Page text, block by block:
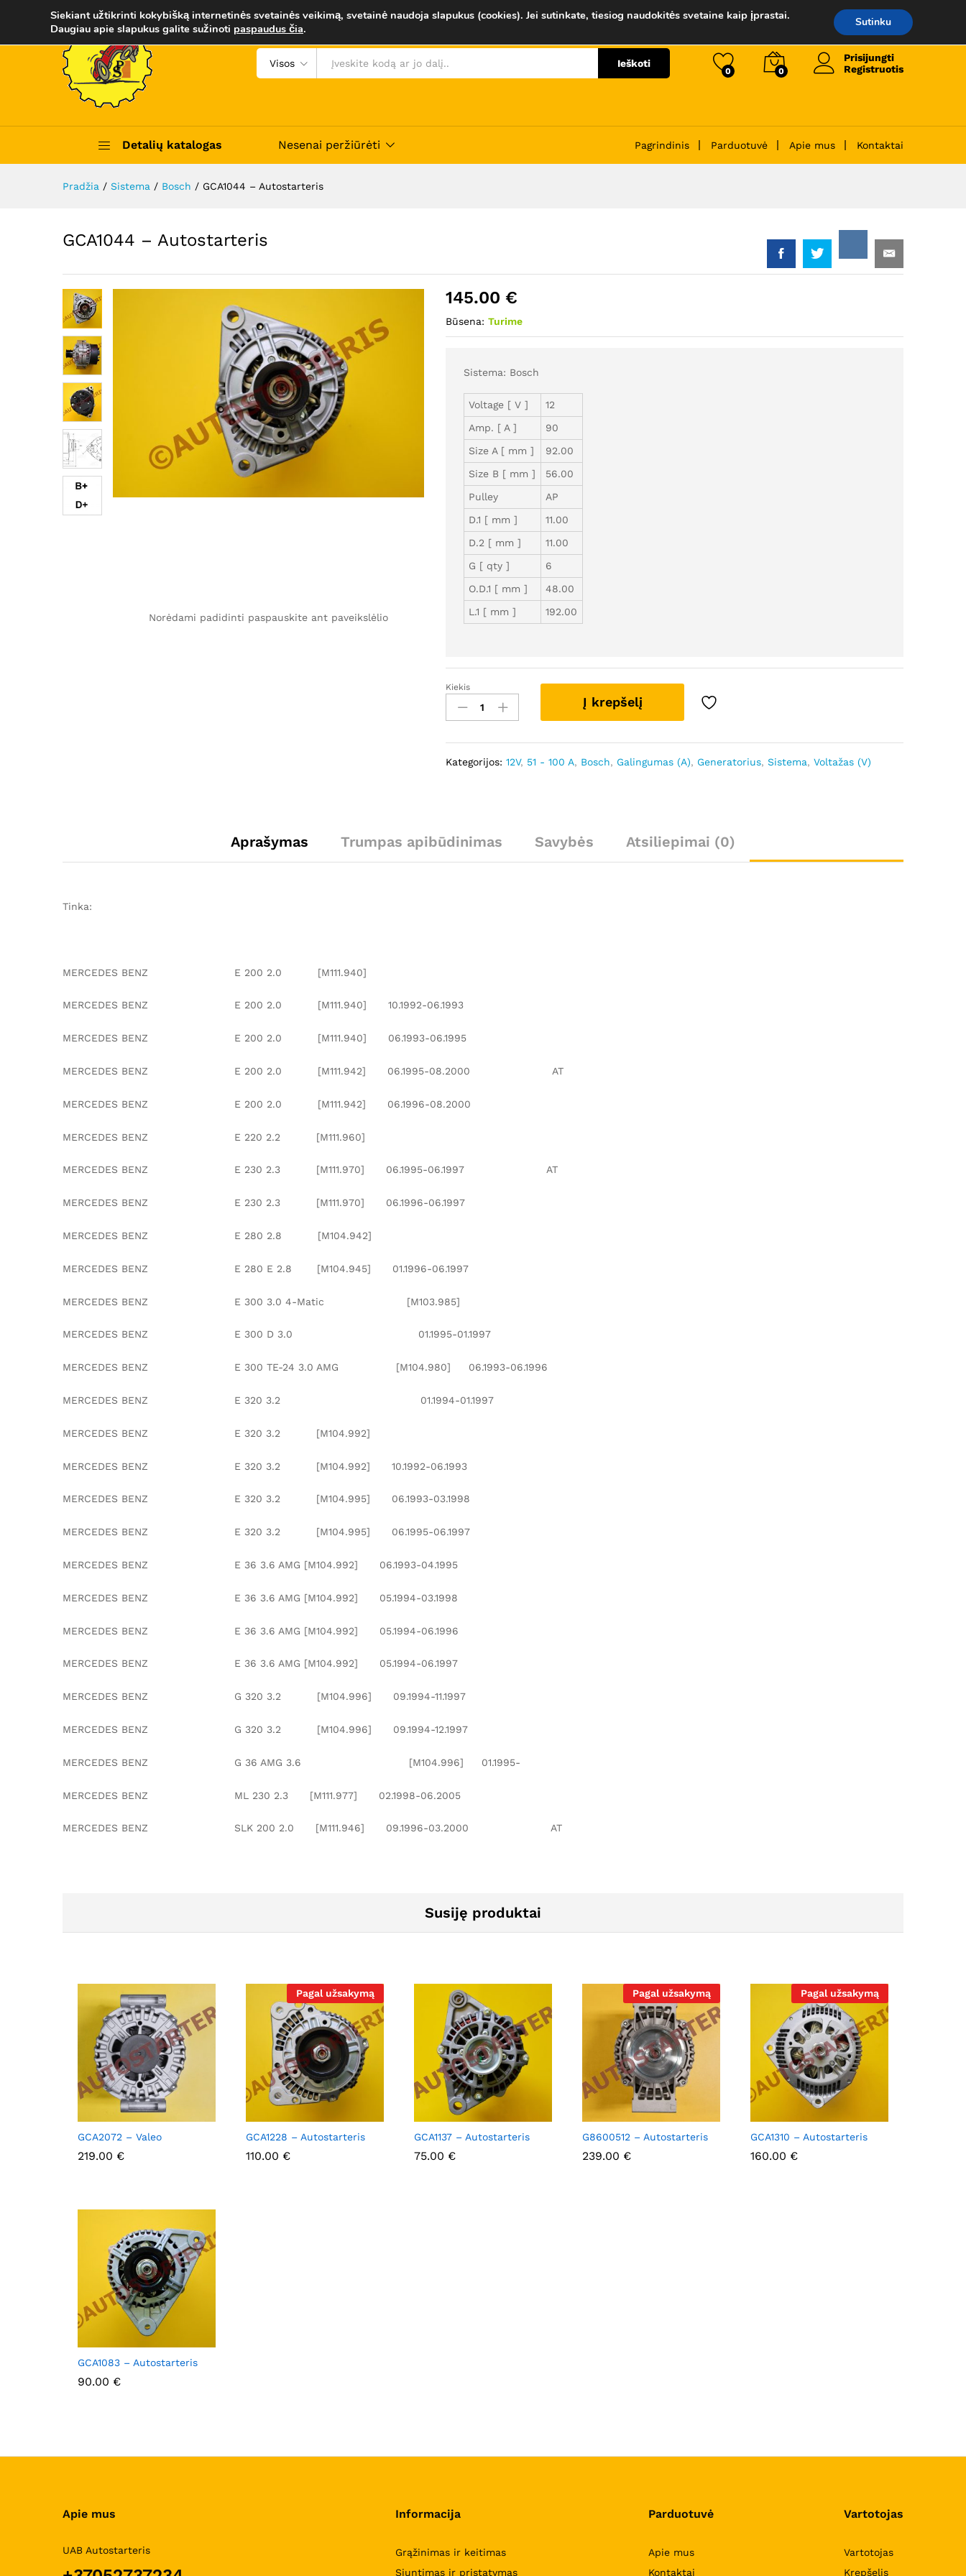
Visos Ieškoti
0 0
Prisijungti
Registruotis
Detalių katalogas Nesenai peržiūrėti Pagrindinis Parduotuvė Apie mus Kontaktai
Pradžia / Sistema / Bosch / GCA1044 – Autostarteris
GCA1044 – Autostarteris
Norėdami padidinti paspauskite ant paveikslėlio
145.00 €
Būsena: Turime
Sistema: Bosch
Voltage [ V ]
12
Amp. [ A ]
90
Size A [ mm ]
92.00
Size B [ mm ]
56.00
Pulley
AP
D.1 [ mm ]
11.00
D.2 [ mm ]
11.00
G [ qty ]
6
O.D.1 [ mm ]
48.00
L.1 [ mm ]
192.00
GCA1044
Autostarteris
Kiekis
Į krepšelį
Kategorijos:12V, 51 - 100 A, Bosch, Galingumas (A), Generatorius,Sistema,Voltažas (V)
Aprašymas Trumpas apibūdinimas Savybės Atsiliepimai (0)
Tinka:
MERCEDES BENZ E 200 2.0 [M111.940]
MERCEDES BENZ E 200 2.0 [M111.940] 10.1992-06.1993
MERCEDES BENZ E 200 2.0 [M111.940] 06.1993-06.1995
MERCEDES BENZ E 200 2.0 [M111.942] 06.1995-08.2000 AT
MERCEDES BENZ E 200 2.0 [M111.942] 06.1996-08.2000
MERCEDES BENZ E 220 2.2 [M111.960]
MERCEDES BENZ E 230 2.3 [M111.970] 06.1995-06.1997 AT
MERCEDES BENZ E 230 2.3 [M111.970] 06.1996-06.1997
MERCEDES BENZ E 280 2.8 [M104.942]
MERCEDES BENZ E 280 E 2.8 [M104.945] 01.1996-06.1997
MERCEDES BENZ E 300 3.0 4-Matic [M103.985]
MERCEDES BENZ E 300 D 3.0 01.1995-01.1997
MERCEDES BENZ E 300 TE-24 3.0 AMG [M104.980] 06.1993-06.1996
MERCEDES BENZ E 320 3.2 01.1994-01.1997
MERCEDES BENZ E 320 3.2 [M104.992]
MERCEDES BENZ E 320 3.2 [M104.992] 10.1992-06.1993
MERCEDES BENZ E 320 3.2 [M104.995] 06.1993-03.1998
MERCEDES BENZ E 320 3.2 [M104.995] 06.1995-06.1997
MERCEDES BENZ E 36 3.6 AMG [M104.992] 06.1993-04.1995
MERCEDES BENZ E 36 3.6 AMG [M104.992] 05.1994-03.1998
MERCEDES BENZ E 36 3.6 AMG [M104.992] 05.1994-06.1996
MERCEDES BENZ E 36 3.6 AMG [M104.992] 05.1994-06.1997
MERCEDES BENZ G 320 3.2 [M104.996] 09.1994-11.1997
MERCEDES BENZ G 320 3.2 [M104.996] 09.1994-12.1997
MERCEDES BENZ G 36 AMG 3.6 [M104.996] 01.1995-
MERCEDES BENZ ML 230 2.3 [M111.977] 02.1998-06.2005
MERCEDES BENZ SLK 200 2.0 [M111.946] 09.1996-03.2000 AT
Susiję produktai
GCA2072 – Valeo
219.00 €
219.00 €
Pagal užsakymą
GCA1228 – Autostarteris
110.00 €
110.00 €
GCA1137 – Autostarteris
75.00 €
75.00 €
Pagal užsakymą
G8600512 – Autostarteris
239.00 €
239.00 €
Pagal užsakymą
GCA1310 – Autostarteris
160.00 €
160.00 €
GCA1083 – Autostarteris
90.00 €
90.00 €
Apie mus
UAB Autostarteris
Informacija
Grąžinimas ir keitimas
Siuntimas ir pristatymas
Parduotuvė
Apie mus
Kontaktai
Vartotojas
Vartotojas
Krepšelis
Siekiant užtikrinti kokybišką internetinės svetainės veikimą, svetainė naudoja slapukus (cookies). Jei sutinkate, tiesiog naudokitės svetaine kaip įprastai.
Daugiau apie slapukus galite sužinoti paspaudus čia. Sutinku
Aprašymas Trumpas apibūdinimas Savybės Atsiliepimai (0)
145.00€ Į krepšelį